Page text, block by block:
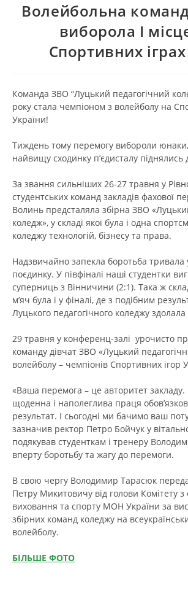
Волейбольна
виборола І
Спортивних
Команда ЗВО “Луцький педагогічний
року стала чемпіоном з волейболу на
України!
Тиждень тому перемогу вибороли
найвищу сходинку п’єдисталу піднялись
За звання сильніших 26-27 травня у
студентських команд закладів фахової
Волинь предсталяла збірна ЗВО
коледж», у складі якої була і одна
коледжу технологій, бізнесу та права.
Надзвичайно запекла боротьба тривала
поєдинку. У півфіналі наші студентки
суперниць з Вінничини (2:1). Така ж
м’яч була і у фіналі, де з подібним
Луцького педагогічного коледжу здолала
29 травня у конференц-залі урочисто
команду дівчат ЗВО «Луцький
волейболу – чемпіонів Спортивних ігор
«Ваша перемога – це авторитет
щоденна і наполеглива праця
результат. І сьогодні ми бачимо ваш
зазначив ректор Петро Бойчук у
подякував студенткам і тренеру
вперту боротьбу та жагу до перемоги.
В свою чергу Володимир Тарасюк
Петру Микитовичу від голови Комітету з
виховання та спорту МОН України за
збірних команд коледжу на
волейболу.
БІЛЬШЕ ФОТО